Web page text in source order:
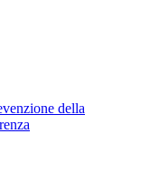
della